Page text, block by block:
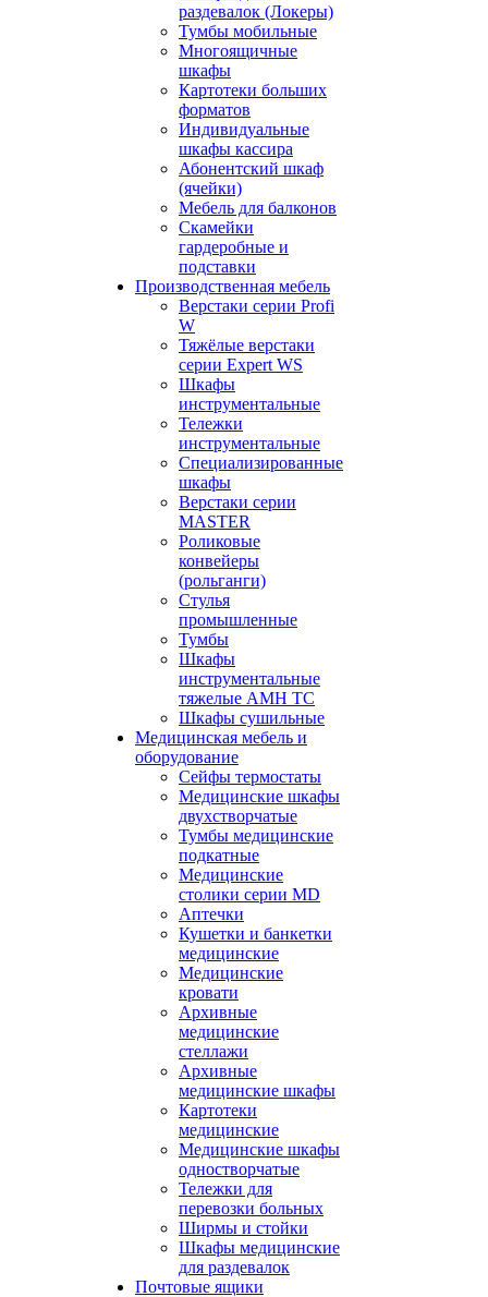
раздевалок (Локеры)
Тумбы мобильные
Многоящичные
шкафы
Картотеки больших
форматов
Индивидуальные
шкафы кассира
Абонентский шкаф
(ячейки)
Мебель для балконов
Скамейки
гардеробные и
подставки
Производственная мебель
Верстаки серии Profi
W
Тяжёлые верстаки
серии Expert WS
Шкафы
инструментальные
Тележки
инструментальные
Cпециализированные
шкафы
Верстаки серии
MASTER
Роликовые
конвейеры
(рольганги)
Стулья
промышленные
Тумбы
Шкафы
инструментальные
тяжелые АМН ТС
Шкафы сушильные
Медицинская мебель и
оборудование
Сейфы термостаты
Медицинские шкафы
двухстворчатые
Тумбы медицинские
подкатные
Медицинские
столики серии MD
Аптечки
Кушетки и банкетки
медицинские
Медицинские
кровати
Архивные
медицинские
стеллажи
Архивные
медицинские шкафы
Картотеки
медицинские
Медицинские шкафы
одностворчатые
Тележки для
перевозки больных
Ширмы и стойки
Шкафы медицинские
для раздевалок
Почтовые ящики